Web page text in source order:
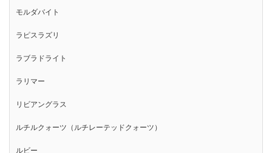
モルダバイト
ラピスラズリ
ラブラドライト
ラリマー
リビアングラス
ルチルクォーツ（ルチレーテッドクォーツ）
ルビー